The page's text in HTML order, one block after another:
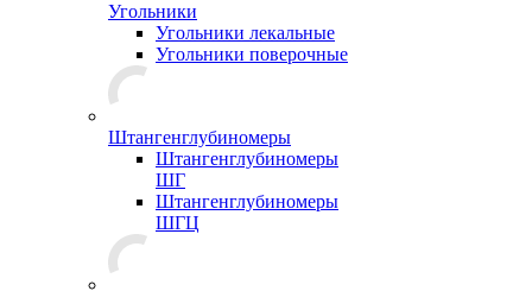
Угольники
Угольники лекальные
Угольники поверочные
Штангенглубиномеры
Штангенглубиномеры
ШГ
Штангенглубиномеры
ШГЦ